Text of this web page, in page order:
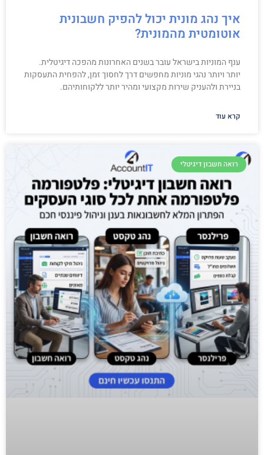
איך נהג מונית יכול להפיק חשבונית
אוטומטית מהמונית?
ענף המוניות בישראל עובר בשנים האחרונות מהפכה דיגיטלית.
יותר ויותר נהגי מוניות מחפשים דרך לחסוך זמן, להפחית התעסקות
בניירת ולהעניק שירות מקצועי ומהיר יותר ללקוחותיהם.
קרא עוד
רואה חשבון דיגיטלי